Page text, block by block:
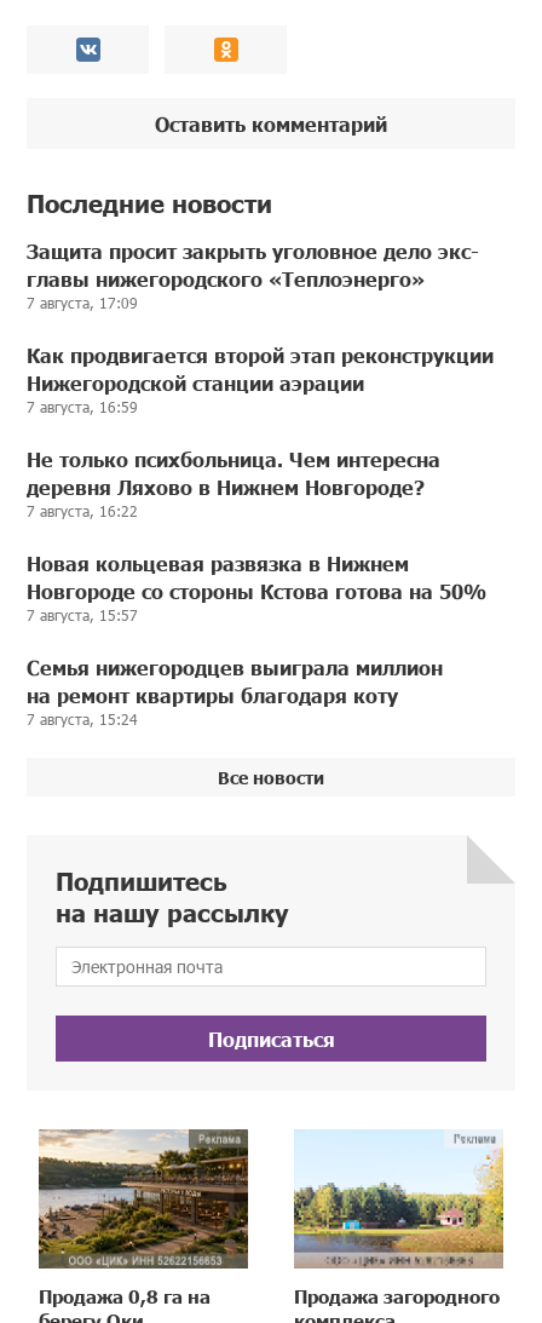
Оставить комментарий
Последние новости
Защита просит закрыть уголовное дело экс-
главы нижегородского «Теплоэнерго»
7 августа, 17:09
Как продвигается второй этап реконструкции
Нижегородской станции аэрации
7 августа, 16:59
Не только психбольница. Чем интересна
деревня Ляхово в Нижнем Новгороде?
7 августа, 16:22
Новая кольцевая развязка в Нижнем
Новгороде со стороны Кстова готова на 50%
7 августа, 15:57
Семья нижегородцев выиграла миллион
на ремонт квартиры благодаря коту
7 августа, 15:24
Все новости
Подпишитесь
на нашу рассылку
Подписаться
Продажа 0,8 га на
Продажа загородного